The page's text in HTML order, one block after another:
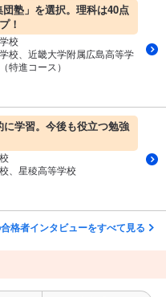
塾」を選択。理科は40点
！
校
校、近畿大学附属広島高等学
特進コース）
学習。今後も役立つ勉強
、星稜高等学校
格者インタビューをすべて見る